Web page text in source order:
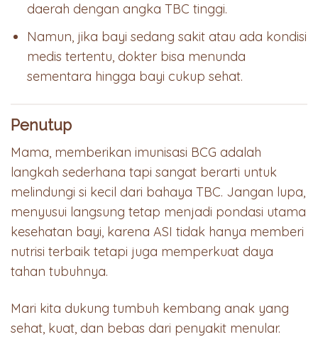
daerah dengan angka TBC tinggi.
Namun, jika bayi sedang sakit atau ada kondisi
medis tertentu, dokter bisa menunda
sementara hingga bayi cukup sehat.
Penutup
Mama, memberikan imunisasi BCG adalah
langkah sederhana tapi sangat berarti untuk
melindungi si kecil dari bahaya TBC. Jangan lupa,
menyusui langsung tetap menjadi pondasi utama
kesehatan bayi, karena ASI tidak hanya memberi
nutrisi terbaik tetapi juga memperkuat daya
tahan tubuhnya.
Mari kita dukung tumbuh kembang anak yang
sehat, kuat, dan bebas dari penyakit menular.